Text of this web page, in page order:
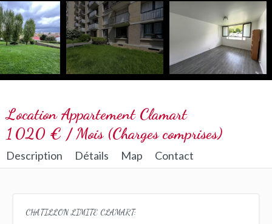
Location Appartement Clamart
1 020 € / Mois (Charges comprises)
Description Détails Map Contact
CHATILLON LIMITE CLAMART: